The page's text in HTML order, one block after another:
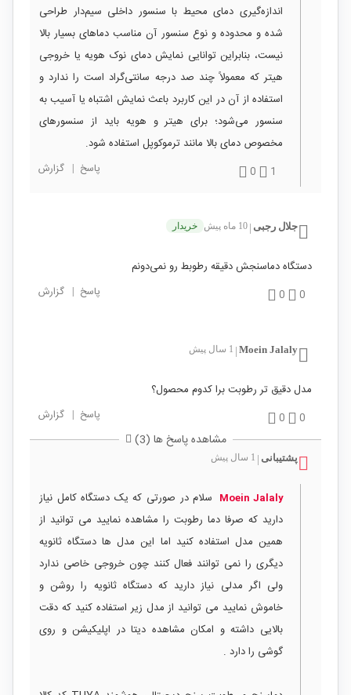
اندازه‌گیری دمای محیط با سنسور داخلی سیم‌دار طراحی
شده و محدوده و نوع سنسور آن مناسب دماهای بسیار بالا
نیست، بنابراین توانایی نمایش دمای نوک هویه یا خروجی
هیتر که معمولاً چند صد درجه سانتی‌گراد است را ندارد و
استفاده از آن در این کاربرد باعث نمایش اشتباه یا آسیب به
سنسور می‌شود؛ برای هیتر و هویه باید از سنسورهای
مخصوص دمای بالا مانند ترموکوپل استفاده شود.
1
0 پاسخ | گزارش
جلال رجبی 10 ماه پیش خریدار
دستگاه دماسنجش دقیقه رطوبط رو نمی‌دونم
0
0 پاسخ | گزارش
Moein Jalaly 1 سال پیش
مدل دقیق تر رطوبت برا کدوم محصول؟
0
0 پاسخ | گزارش
مشاهده پاسخ ها (3)
پشتیبانی 1 سال پیش
Moein Jalaly سلام در صورتی که یک دستگاه کامل نیاز
دارید که صرفا دما رطوبت را مشاهده نمایید می توانید از
همین مدل استفاده کنید اما این مدل ها دستگاه ثانویه
دیگری را نمی توانند فعال کنند چون خروجی خاصی ندارد
ولی اگر مدلی نیاز دارید که دستگاه ثانویه را روشن و
خاموش نمایید می توانید از مدل زیر استفاده کنید که دقت
بالایی داشته و امکان مشاهده دیتا در اپلیکیشن و روی
گوشی را دارد .